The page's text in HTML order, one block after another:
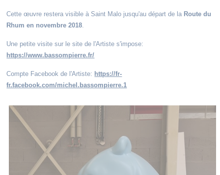
Cette œuvre restera visible à Saint Malo jusqu'au départ de la Route du
Rhum en novembre 2018
Une petite visite sur le site de l'Artiste s'impose:
https://www.bassompierre.fr/
Compte Facebook de l'Artiste: https://fr-
fr.facebook.com/michel.bassompierre.1